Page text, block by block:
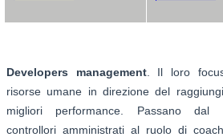
Developers management. Il loro
risorse umane in direzione del
migliori performance. Passano
controllori amministrati al ruolo di